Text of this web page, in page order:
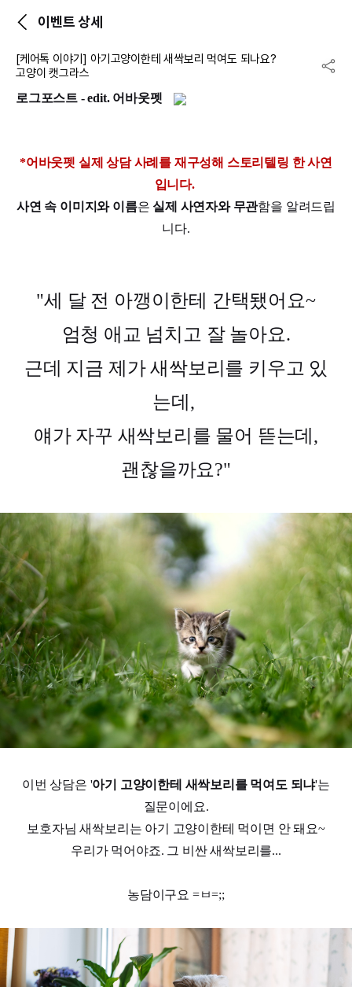
이벤트 상세
[케어톡 이야기] 아기고양이한테 새싹보리 먹여도 되나요?
고양이 캣그라스
로그포스트 - edit. 어바웃펫
*어바웃펫 실제 상담 사례를 재구성해 스토리텔링 한 사연
입니다.
사연 속 이미지와 이름은 실제 사연자와 무관함을 알려드립
니다.
"세 달 전 아깽이한테 간택됐어요~
엄청 애교 넘치고 잘 놀아요.
근데 지금 제가 새싹보리를 키우고 있
는데,
얘가 자꾸 새싹보리를 물어 뜯는데,
괜찮을까요?"
이번 상담은 '아기 고양이한테 새싹보리를 먹여도 되냐'는
질문이에요.
보호자님 새싹보리는 아기 고양이한테 먹이면 안 돼요~
우리가 먹어야죠. 그 비싼 새싹보리를...
농담이구요 =ㅂ=;;